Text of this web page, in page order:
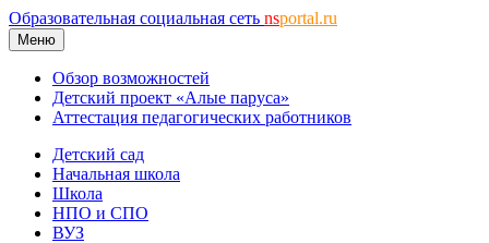
Образовательная социальная сеть nsportal.ru
Меню
Обзор возможностей
Детский проект «Алые паруса»
Аттестация педагогических работников
Детский сад
Начальная школа
Школа
НПО и СПО
ВУЗ